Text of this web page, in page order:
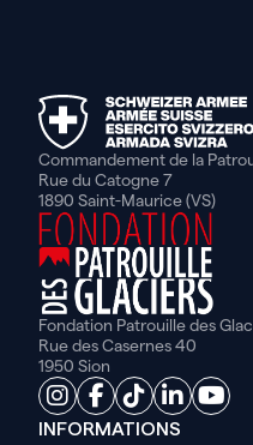
Commandement de la
Rue du Catogne 7
1890 Saint-Maurice (VS)
Fondation Patrouille des
Rue des Casernes 40
1950 Sion
INFORMATIONS